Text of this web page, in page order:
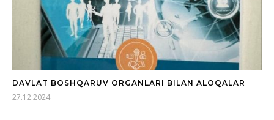
DAVLAT BOSHQARUV ORGANLARI BILAN ALOQALAR
27.12.2024